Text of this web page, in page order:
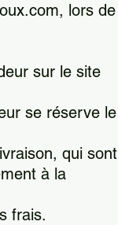
lors de
sur le site
se réserve le
qui sont
à la
frais.